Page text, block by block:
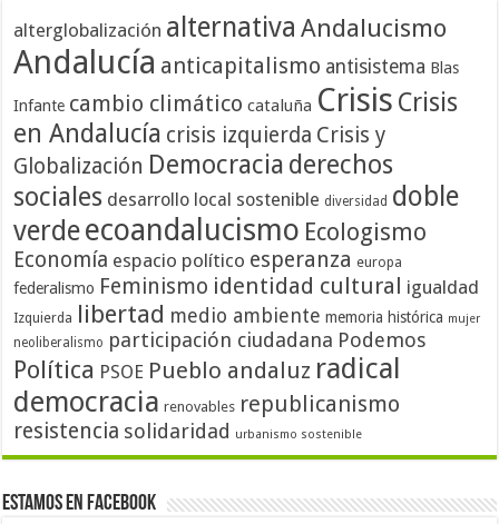
alterglobalización alternativa Andalucismo
Andalucía anticapitalismo antisistema Blas
Infante cambio climático cataluña Crisis Crisis
en Andalucía crisis izquierda Crisis y
Globalización Democracia derechos
sociales desarrollo local sostenible diversidad doble
verdeecoandalucismo Ecologismo
Economía espacio político esperanza europa
federalismo Feminismo identidad cultural igualdad
Izquierda libertad medio ambiente memoria histórica mujer
neoliberalismo participación ciudadana Podemos
Política PSOE Pueblo andaluz radical
democracia renovables republicanismo
resistencia solidaridad urbanismo sostenible
Estamos en Facebook